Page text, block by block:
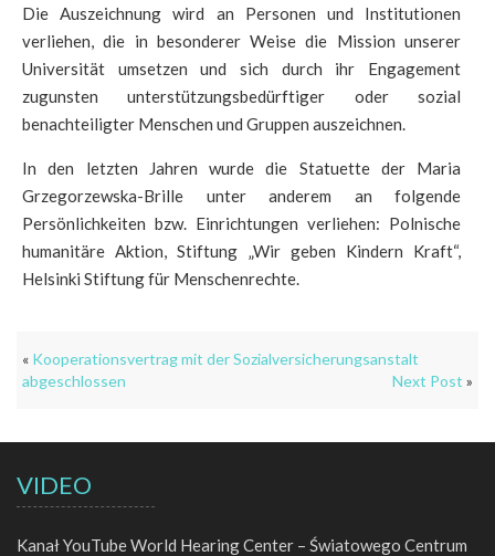
Die Auszeichnung wird an Personen und Institutionen
verliehen, die in besonderer Weise die Mission unserer
Universität umsetzen und sich durch ihr Engagement
zugunsten unterstützungsbedürftiger oder sozial
benachteiligter Menschen und Gruppen auszeichnen.
In den letzten Jahren wurde die Statuette der Maria
Grzegorzewska-Brille unter anderem an folgende
Persönlichkeiten bzw. Einrichtungen verliehen: Polnische
humanitäre Aktion, Stiftung „Wir geben Kindern Kraft“,
Helsinki Stiftung für Menschenrechte.
« Kooperationsvertrag mit der Sozialversicherungsanstalt
abgeschlossen
Next Post »
VIDEO
Kanał YouTube World Hearing Center – Światowego Centrum